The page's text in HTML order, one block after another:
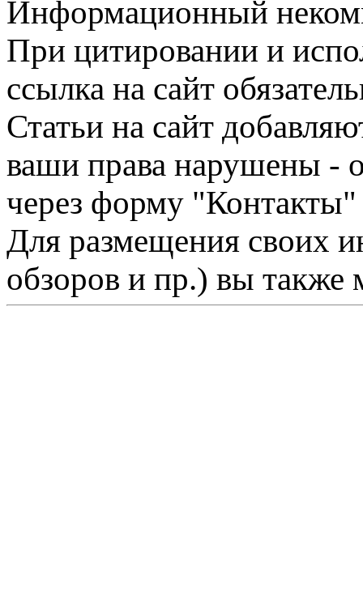
Информационный
При цитировании и
ссылка на сайт
Статьи на сайт
ваши права нарушены -
через форму "Контакты"
Для размещения своих
обзоров и пр.) вы также